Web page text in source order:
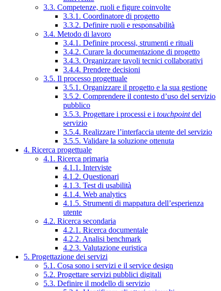
3.3. Competenze, ruoli e figure coinvolte
3.3.1. Coordinatore di progetto
3.3.2. Definire ruoli e responsabilità
3.4. Metodo di lavoro
3.4.1. Definire processi, strumenti e rituali
3.4.2. Curare la documentazione di progetto
3.4.3. Organizzare tavoli tecnici collaborativi
3.4.4. Prendere decisioni
3.5. Il processo progettuale
3.5.1. Organizzare il progetto e la sua gestione
3.5.2. Comprendere il contesto d’uso del servizio
pubblico
3.5.3. Progettare i processi e i touchpointdel
servizio
3.5.4. Realizzare l’interfaccia utente del servizio
3.5.5. Validare la soluzione ottenuta
4. Ricerca progettuale
4.1. Ricerca primaria
4.1.1. Interviste
4.1.2. Questionari
4.1.3. Test di usabilità
4.1.4. Web analytics
4.1.5. Strumenti di mappatura dell’esperienza
utente
4.2. Ricerca secondaria
4.2.1. Ricerca documentale
4.2.2. Analisi benchmark
4.2.3. Valutazione euristica
5. Progettazione dei servizi
5.1. Cosa sono i servizi e il service design
5.2. Progettare servizi pubblici digitali
5.3. Definire il modello di servizio